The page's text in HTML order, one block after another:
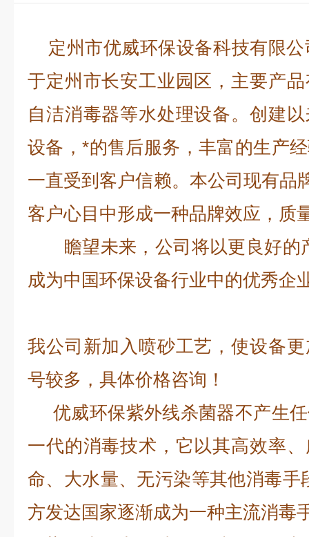
定州市优威环保设备科技有限公
于定州市长安工业园区，主要产
自洁消毒器等水处理设备。创建
设备，*的售后服务，丰富的生产
一直受到客户信赖。本公司现有品
客户心目中形成一种品牌效应，质
瞻望未来，公司将以更良好的
成为中国环保设备行业中的优秀企
我公司新加入喷砂工艺，使设备
号较多，具体价格咨询！
优威环保紫外线杀菌器不产生
一代的消毒技术，它以其高效率
命、大水量、无污染等其他消毒手
方发达国家逐渐成为一种主流消毒